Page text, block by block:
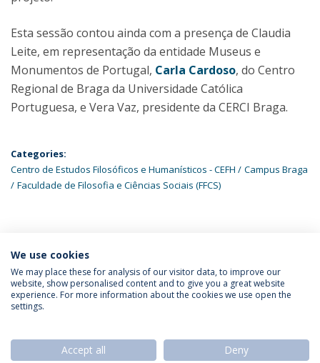
Esta sessão contou ainda com a presença de Claudia
Leite, em representação da entidade Museus e
Monumentos de Portugal, Carla Cardoso, do Centro
Regional de Braga da Universidade Católica
Portuguesa, e Vera Vaz, presidente da CERCI Braga.
Categories:
Centro de Estudos Filosóficos e Humanísticos - CEFH
Campus Braga
Faculdade de Filosofia e Ciências Sociais (FFCS)
ÚLTIMAS NOTÍCIAS
Política de Privacidade
Termos & Condições
We use cookies
We may place these for analysis of our visitor data, to improve our
website, show personalised content and to give you a great website
experience. For more information about the cookies we use open the
settings.
Accept all Deny